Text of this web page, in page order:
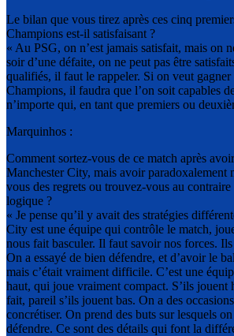
Le bilan que vous tirez après ces cinq
Champions est-il satisfaisant ?
« Au PSG, on n’est jamais satisfait, mais on
soir d’une défaite, on ne peut pas être
qualifiés, il faut le rappeler. Si on veut
Champions, il faudra que l’on soit capables
n’importe qui, en tant que premiers ou
Marquinhos :
Comment sortez-vous de ce match après
Manchester City, mais avoir paradoxalement
vous des regrets ou trouvez-vous au contraire
logique ?
« Je pense qu’il y avait des stratégies
City est une équipe qui contrôle le match,
nous fait basculer. Il faut savoir nos forces.
On a essayé de bien défendre, et d’avoir le
mais c’était vraiment difficile. C’est une
haut, qui joue vraiment compact. S’ils jouent
fait, pareil s’ils jouent bas. On a des
concrétiser. On prend des buts sur lesquels
défendre. Ce sont des détails qui font la